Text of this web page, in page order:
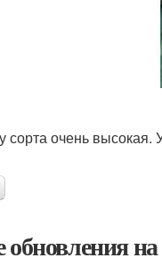
сорта очень
на